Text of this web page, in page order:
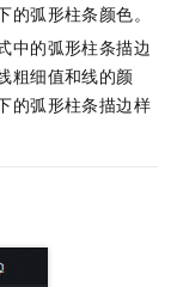
弧形柱条颜色。
中的弧形柱条描边
粗细值和线的颜
的弧形柱条描边样